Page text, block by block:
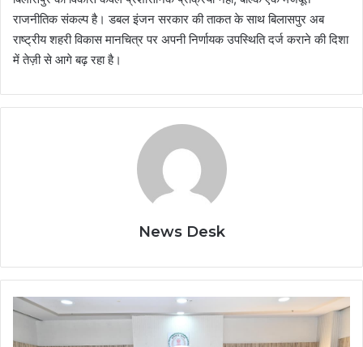
राजनीतिक संकल्प है। डबल इंजन सरकार की ताकत के साथ बिलासपुर अब
राष्ट्रीय शहरी विकास मानचित्र पर अपनी निर्णायक उपस्थिति दर्ज कराने की दिशा
में तेज़ी से आगे बढ़ रहा है।
News Desk
शहरों
संतुलित,